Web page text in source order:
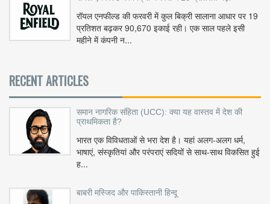
रॉयल एनफील्ड की फरवरी में कुल बिक्री सालाना आधार पर 19
प्रतिशत बढ़कर 90,670 इकाई रही। एक साल पहले इसी
महीने में कंपनी न...
RECENT ARTICLES
समान नागरिक संहिता (UCC): क्या यह वास्तव में देश की
प्राथमिकता है?
भारत एक विविधताओं से भरा देश है। यहां अलग-अलग धर्म,
भाषाएं, संस्कृतियां और परंपराएं सदियों से साथ-साथ विकसित हुई
ह...
बाबरी मस्जिद और पाकिस्तानी हिन्दू